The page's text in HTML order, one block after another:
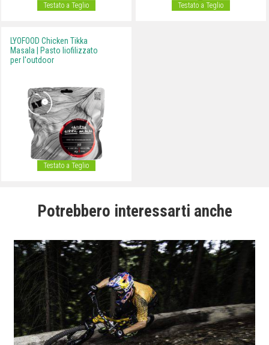
Testato a Teglio Testato a Teglio
LYOFOOD Chicken Tikka
Masala | Pasto liofilizzato
per l'outdoor
Testato a Teglio
Potrebbero interessarti anche